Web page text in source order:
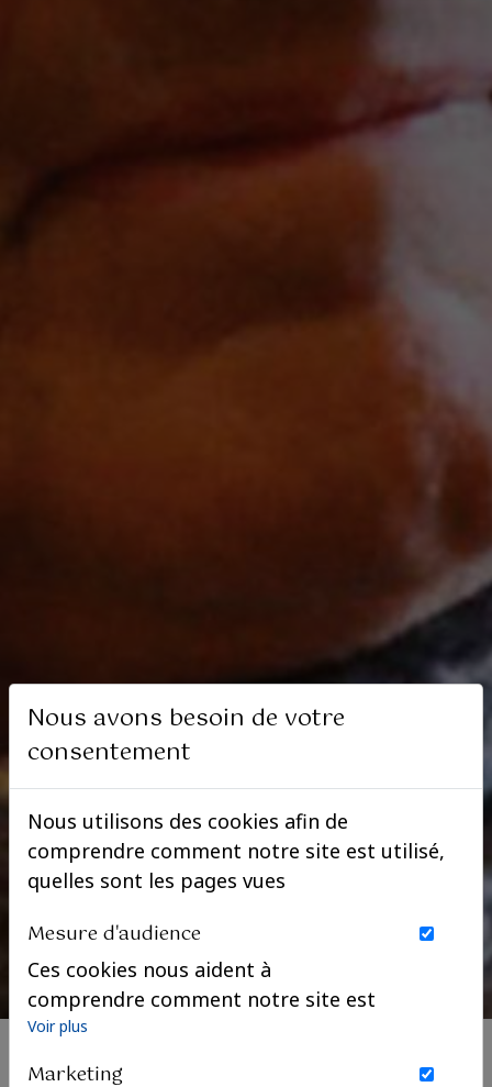
Nous avons besoin de votre
consentement
Nous utilisons des cookies afin de
comprendre comment notre site est utilisé,
quelles sont les pages vues
Mesure d'audience
Ces cookies nous aident à
comprendre comment notre site est
utilisé. Nous savons quelles pages
sont les plus vues, d'où viennent nos
Voir plus
Marketing